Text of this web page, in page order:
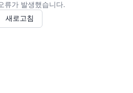
류가 발생했습니다.
새로고침